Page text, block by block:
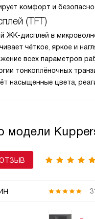
комфорт и
(TFT)
ЖК-дисплей в
чёткое, яркое и
всех параметров
тонкоплёночных
насыщенные цвета,
навигацию по
технике
программами
модели